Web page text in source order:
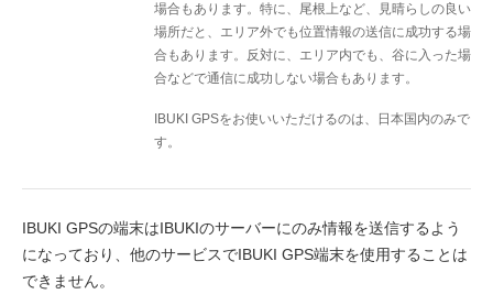
場合もあります。特に、尾根上など、見晴らしの良い
場所だと、エリア外でも位置情報の送信に成功する場
合もあります。反対に、エリア内でも、谷に入った場
合などで通信に成功しない場合もあります。
IBUKI GPSをお使いいただけるのは、日本国内のみで
す。
IBUKI GPSの端末はIBUKIのサーバーにのみ情報を送信するよう
になっており、他のサービスでIBUKI GPS端末を使用することは
できません。